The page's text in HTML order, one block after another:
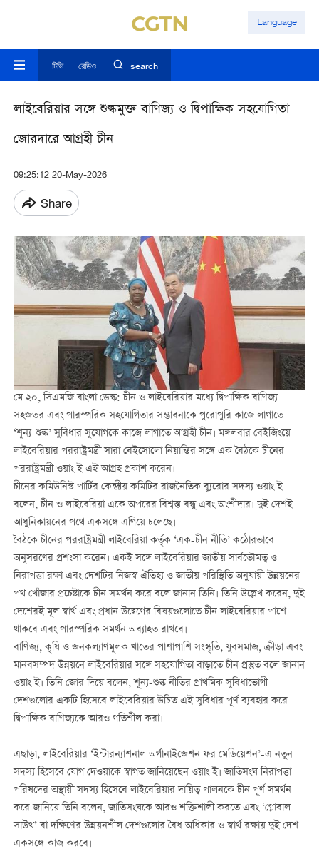
Language
টিভি রেডিও search
লাইবেরিয়ার সঙ্গে শুল্কমুক্ত বাণিজ্য ও দ্বিপাক্ষিক সহযোগিতা
জোরদারে আগ্রহী চীন
09:25:12 20-May-2026
Share
মে ২০, সিএমজি বাংলা ডেস্ক: চীন ও লাইবেরিয়ার মধ্যে দ্বিপাক্ষিক বাণিজ্য
সহজতর এবং পারস্পরিক সহযোগিতার সম্ভাবনাকে পুরোপুরি কাজে লাগাতে
‘শূন্য-শুল্ক’ সুবিধার সুযোগকে কাজে লাগাতে আগ্রহী চীন। মঙ্গলবার বেইজিংয়ে
লাইবেরিয়ার পররাষ্ট্রমন্ত্রী সারা বেইসোলো নিয়ান্তির সঙ্গে এক বৈঠকে চীনের
পররাষ্ট্রমন্ত্রী ওয়াং ই এই আগ্রহ প্রকাশ করেন।
চীনের কমিউনিস্ট পার্টির কেন্দ্রীয় কমিটির রাজনৈতিক ব্যুরোর সদস্য ওয়াং ই
বলেন, চীন ও লাইবেরিয়া একে অপরের বিশ্বস্ত বন্ধু এবং অংশীদার। দুই দেশই
আধুনিকায়নের পথে একসঙ্গে এগিয়ে চলেছে।
বৈঠকে চীনের পররাষ্ট্রমন্ত্রী লাইবেরিয়া কর্তৃক ‘এক-চীন নীতি’ কঠোরভাবে
অনুসরণের প্রশংসা করেন। একই সঙ্গে লাইবেরিয়ার জাতীয় সার্বভৌমত্ব ও
নিরাপত্তা রক্ষা এবং দেশটির নিজস্ব ঐতিহ্য ও জাতীয় পরিস্থিতি অনুযায়ী উন্নয়নের
পথ খোঁজার প্রচেষ্টাকে চীন সমর্থন করে বলে জানান তিনি। তিনি উল্লেখ করেন, দুই
দেশেরই মূল স্বার্থ এবং প্রধান উদ্বেগের বিষয়গুলোতে চীন লাইবেরিয়ার পাশে
থাকবে এবং পারস্পরিক সমর্থন অব্যাহত রাখবে।
বাণিজ্য, কৃষি ও জনকল্যাণমূলক খাতের পাশাপাশি সংস্কৃতি, যুবসমাজ, ক্রীড়া এবং
মানবসম্পদ উন্নয়নে লাইবেরিয়ার সঙ্গে সহযোগিতা বাড়াতে চীন প্রস্তুত বলে জানান
ওয়াং ই। তিনি জোর দিয়ে বলেন, শূন্য-শুল্ক নীতির প্রাথমিক সুবিধাভোগী
দেশগুলোর একটি হিসেবে লাইবেরিয়ার উচিত এই সুবিধার পূর্ণ ব্যবহার করে
দ্বিপাক্ষিক বাণিজ্যকে আরও গতিশীল করা।
এছাড়া, লাইবেরিয়ার ‘ইন্টারন্যাশনাল অর্গানাইজেশন ফর মেডিয়েশন’-এ নতুন
সদস্য হিসেবে যোগ দেওয়াকে স্বাগত জানিয়েছেন ওয়াং ই। জাতিসংঘ নিরাপত্তা
পরিষদের অস্থায়ী সদস্য হিসেবে লাইবেরিয়ার দায়িত্ব পালনকে চীন পূর্ণ সমর্থন
করে জানিয়ে তিনি বলেন, জাতিসংঘকে আরও শক্তিশালী করতে এবং ‘গ্লোবাল
সাউথ’ বা দক্ষিণের উন্নয়নশীল দেশগুলোর বৈধ অধিকার ও স্বার্থ রক্ষায় দুই দেশ
একসঙ্গে কাজ করবে।